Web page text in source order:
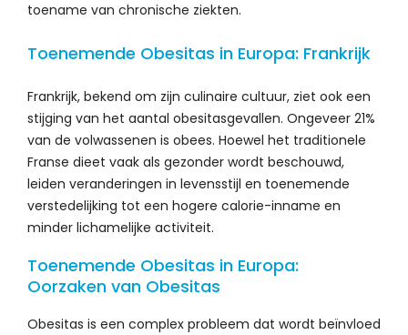
toename van chronische ziekten.
Toenemende Obesitas in Europa: Frankrijk
Frankrijk, bekend om zijn culinaire cultuur, ziet ook een
stijging van het aantal obesitasgevallen. Ongeveer 21%
van de volwassenen is obees. Hoewel het traditionele
Franse dieet vaak als gezonder wordt beschouwd,
leiden veranderingen in levensstijl en toenemende
verstedelijking tot een hogere calorie-inname en
minder lichamelijke activiteit.
Toenemende Obesitas in Europa:
Oorzaken van Obesitas
Obesitas is een complex probleem dat wordt beïnvloed